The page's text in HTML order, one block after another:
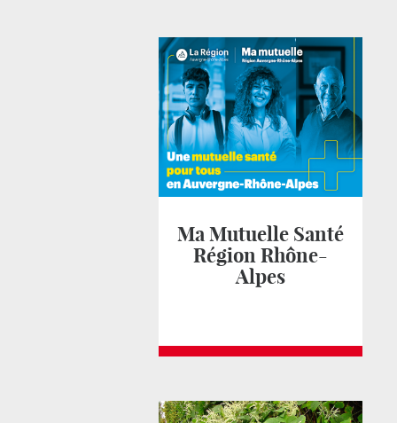
Ma Mutuelle Santé
Région Rhône-
Alpes